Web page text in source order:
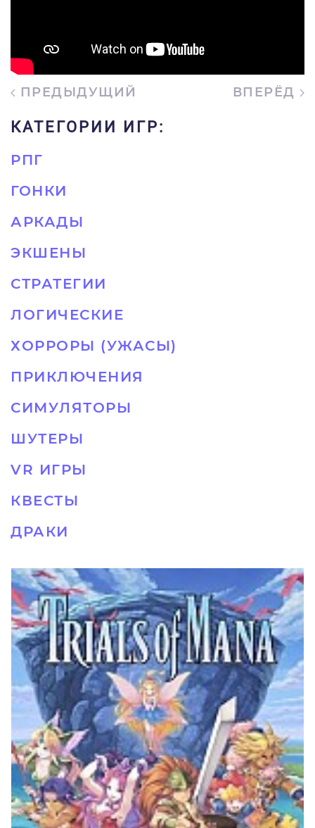
ПРЕДЫДУЩИЙ ВПЕРЁД
КАТЕГОРИИ ИГР:
РПГ
ГОНКИ
АРКАДЫ
ЭКШЕНЫ
СТРАТЕГИИ
ЛОГИЧЕСКИЕ
ХОРРОРЫ (УЖАСЫ)
ПРИКЛЮЧЕНИЯ
СИМУЛЯТОРЫ
ШУТЕРЫ
VR ИГРЫ
КВЕСТЫ
ДРАКИ